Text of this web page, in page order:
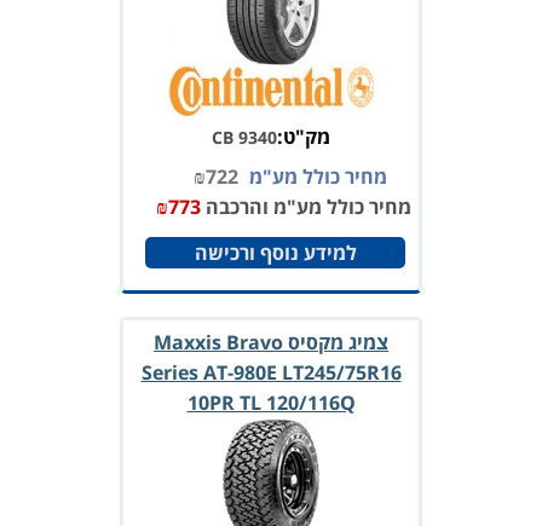
מק"ט:CB 9340
מחיר כולל מע"מ ₪722
מחיר כולל מע"מ והרכבה
₪773
למידע נוסף ורכישה
צמיג מקסיס Maxxis Bravo
Series AT-980E LT245/75R16
10PR TL 120/116Q